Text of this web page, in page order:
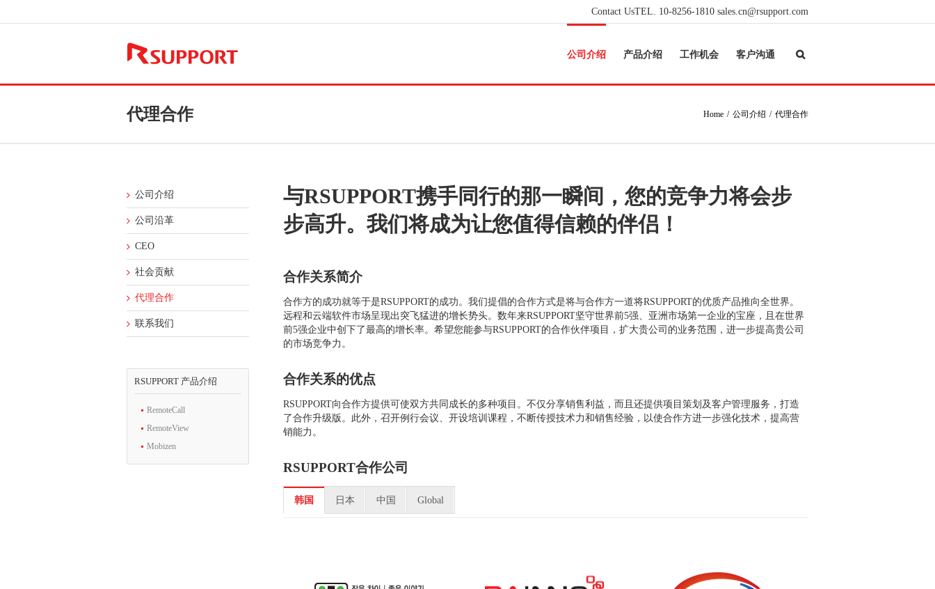
Contact UsTEL. 10-8256-1810 sales.cn@rsupport.com
公司介绍 产品介绍 工作机会 客户沟通
代理合作 Home 公司介绍 代理合作
与RSUPPORT携手同行的那一瞬间，您的竞争力将会步
步高升。我们将成为让您值得信赖的伴侣！
合作关系简介
合作方的成功就等于是RSUPPORT的成功。我们提倡的合作方式是将与合作方一道将RSUPPORT的优质产品推向全世界。
远程和云端软件市场呈现出突飞猛进的增长势头。数年来RSUPPORT坚守世界前5强、亚洲市场第一企业的宝座，且在世界
前5强企业中创下了最高的增长率。希望您能参与RSUPPORT的合作伙伴项目，扩大贵公司的业务范围，进一步提高贵公司
的市场竞争力。
合作关系的优点
RSUPPORT向合作方提供可使双方共同成长的多种项目。不仅分享销售利益，而且还提供项目策划及客户管理服务，打造
了合作升级版。此外，召开例行会议、开设培训课程，不断传授技术力和销售经验，以使合作方进一步强化技术，提高营
销能力。
RSUPPORT合作公司
韩国 日本 中国 Global
RSUPPORT的服务吧，就可以体验最
RSUPPORT的服务吧，就可以体验最
RSUPPORT的服务吧，就可以体验最
公司介绍
公司沿革
CEO
社会贡献
代理合作
联系我们
RSUPPORT 产品介绍
RemoteCall
RemoteView
Mobizen